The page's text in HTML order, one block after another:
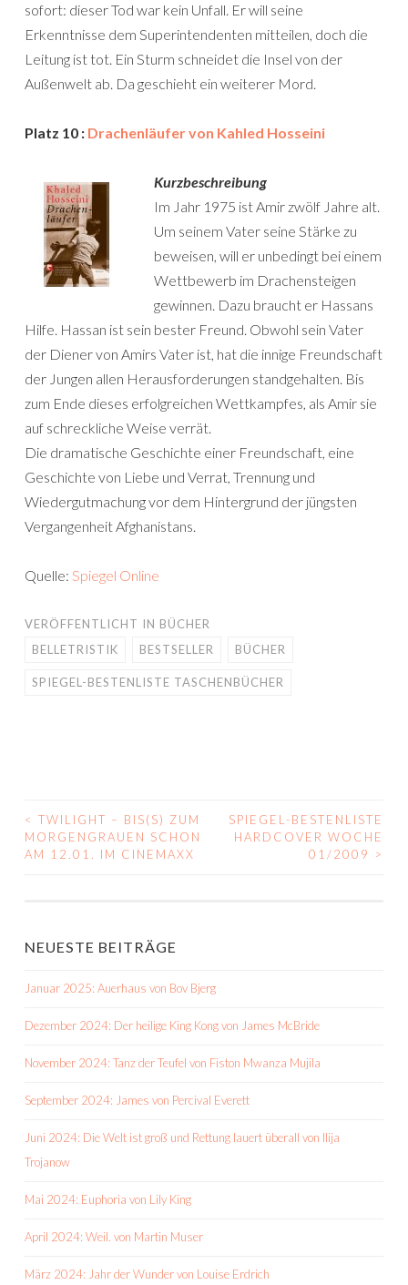
sofort: dieser Tod war kein Unfall. Er will seine
Erkenntnisse dem Superintendenten mitteilen, doch die
Leitung ist tot. Ein Sturm schneidet die Insel von der
Außenwelt ab. Da geschieht ein weiterer Mord.
Platz 10 : Drachenläufer von Kahled Hosseini
Kurzbeschreibung
Im Jahr 1975 ist Amir zwölf Jahre alt.
Um seinem Vater seine Stärke zu
beweisen, will er unbedingt bei einem
Wettbewerb im Drachensteigen
gewinnen. Dazu braucht er Hassans
Hilfe. Hassan ist sein bester Freund. Obwohl sein Vater
der Diener von Amirs Vater ist, hat die innige Freundschaft
der Jungen allen Herausforderungen standgehalten. Bis
zum Ende dieses erfolgreichen Wettkampfes, als Amir sie
auf schreckliche Weise verrät.
Die dramatische Geschichte einer Freundschaft, eine
Geschichte von Liebe und Verrat, Trennung und
Wiedergutmachung vor dem Hintergrund der jüngsten
Vergangenheit Afghanistans.
Quelle: Spiegel Online
VERÖFFENTLICHT IN BÜCHER
BELLETRISTIK
BESTSELLER BÜCHER
SPIEGEL-BESTENLISTE TASCHENBÜCHER
BEITRAGS-
NAVIGATION
< TWILIGHT – BIS(S) ZUM
MORGENGRAUEN SCHON
AM 12.01. IM CINEMAXX
SPIEGEL-BESTENLISTE
HARDCOVER WOCHE
01/2009
>
NEUESTE BEITRÄGE
Januar 2025: Auerhaus von Bov Bjerg
Dezember 2024: Der heilige King Kong von James McBride
November 2024: Tanz der Teufel von Fiston Mwanza Mujila
September 2024: James von Percival Everett
Juni 2024: Die Welt ist groß und Rettung lauert überall von Ilija
Trojanow
Mai 2024: Euphoria von Lily King
April 2024: Weil. von Martin Muser
März 2024: Jahr der Wunder von Louise Erdrich